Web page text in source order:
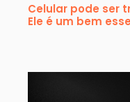
Celular pode ser
Ele é um bem